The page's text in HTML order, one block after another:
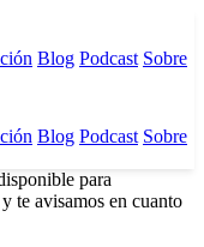
Blog Podcast Sobre
Blog Podcast Sobre
para
te avisamos en cuanto